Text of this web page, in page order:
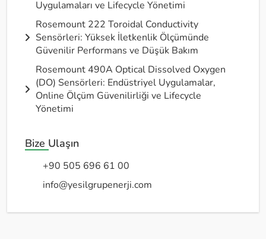
Uygulamaları ve Lifecycle Yönetimi
Rosemount 222 Toroidal Conductivity
Sensörleri: Yüksek İletkenlik Ölçümünde
Güvenilir Performans ve Düşük Bakım
Rosemount 490A Optical Dissolved Oxygen
(DO) Sensörleri: Endüstriyel Uygulamalar,
Online Ölçüm Güvenilirliği ve Lifecycle
Yönetimi
Bize Ulaşın
+90 505 696 61 00
info@yesilgrupenerji.com